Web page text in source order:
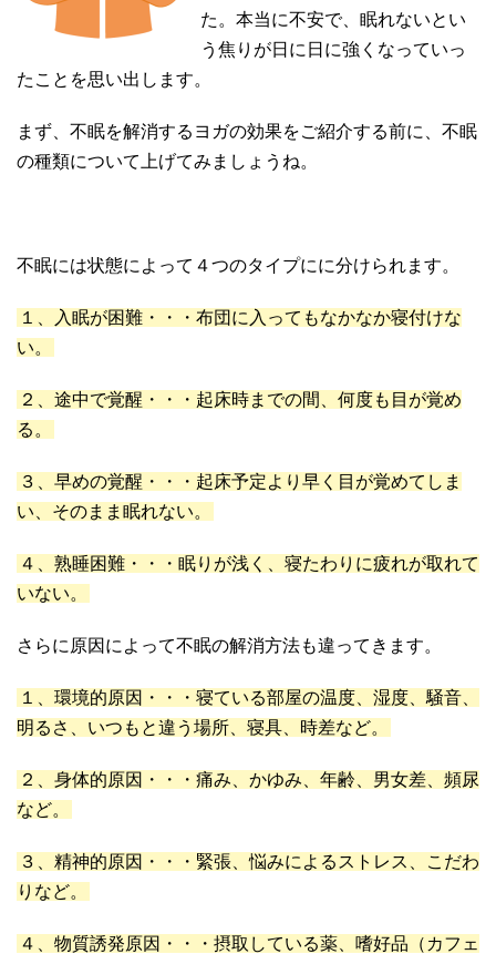
た。本当に不安で、眠れないとい
う焦りが日に日に強くなっていっ
たことを思い出します。
まず、不眠を解消するヨガの効果をご紹介する前に、不眠
の種類について上げてみましょうね。
不眠には状態によって４つのタイプにに分けられます。
１、入眠が困難・・・布団に入ってもなかなか寝付けな
い。
２、途中で覚醒・・・起床時までの間、何度も目が覚め
る。
３、早めの覚醒・・・起床予定より早く目が覚めてしま
い、そのまま眠れない。
４、熟睡困難・・・眠りが浅く、寝たわりに疲れが取れて
いない。
さらに原因によって不眠の解消方法も違ってきます。
１、環境的原因・・・寝ている部屋の温度、湿度、騒音、
明るさ、いつもと違う場所、寝具、時差など。
２、身体的原因・・・痛み、かゆみ、年齢、男女差、頻尿
など。
３、精神的原因・・・緊張、悩みによるストレス、こだわ
りなど。
４、物質誘発原因・・・摂取している薬、嗜好品（カフェ